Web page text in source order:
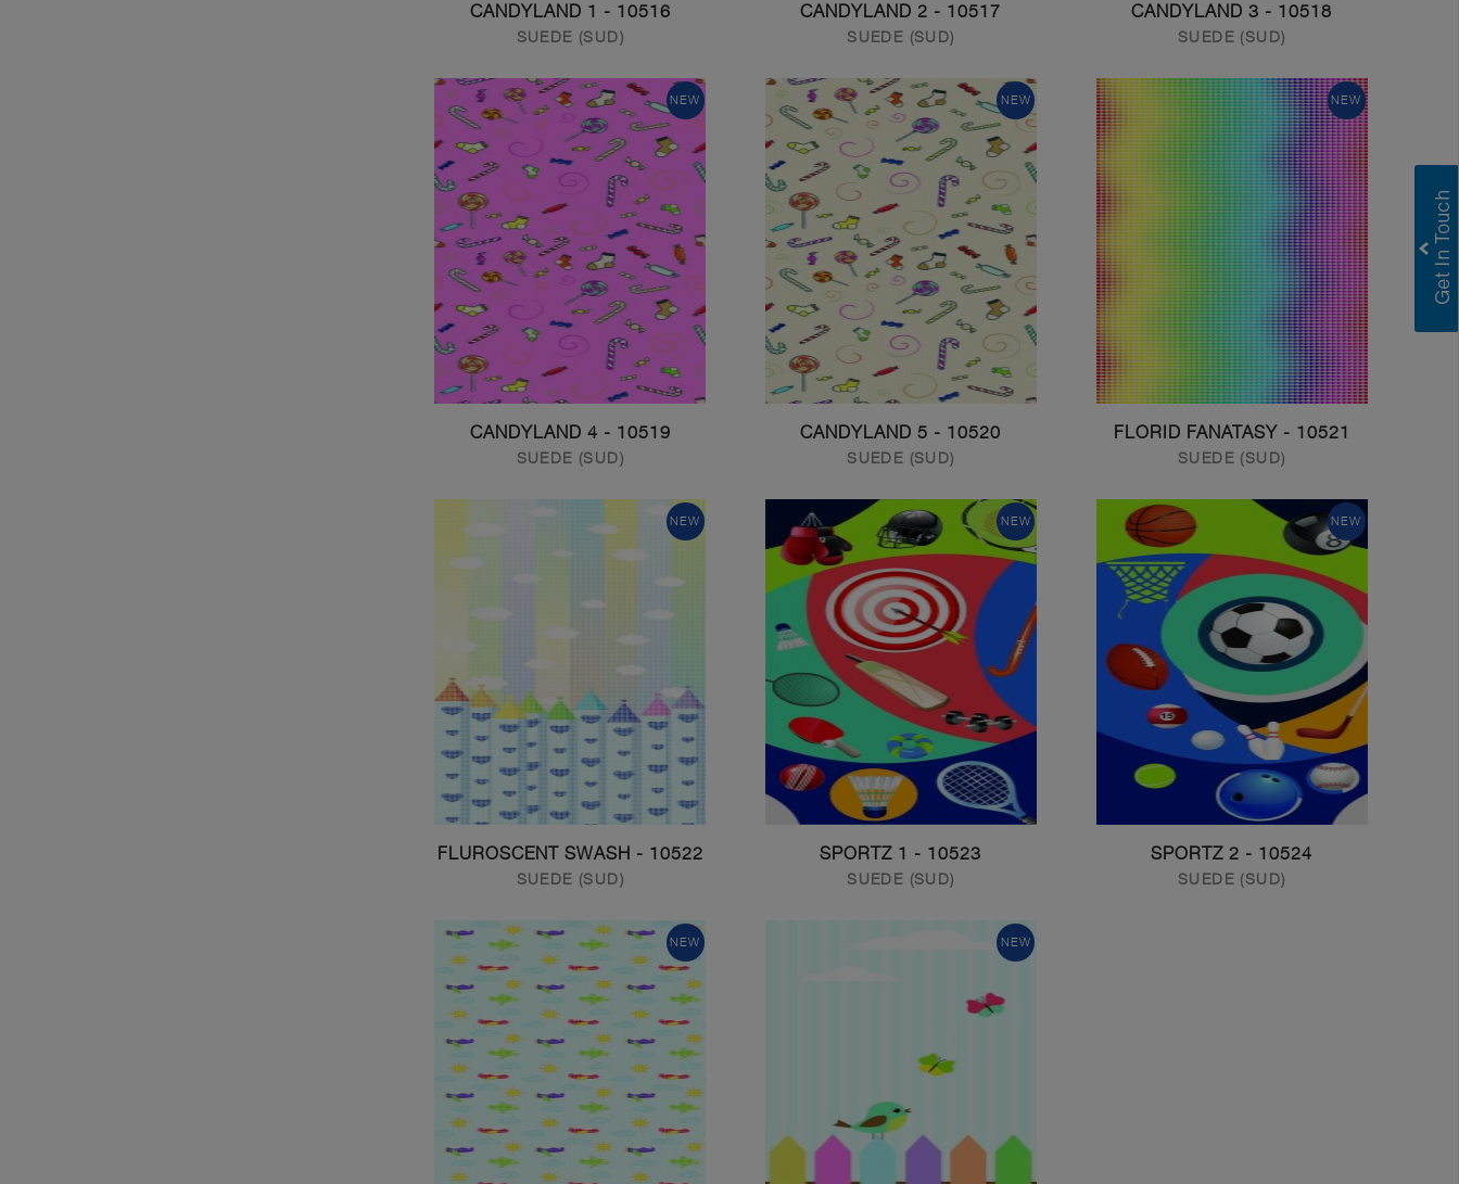
10516 - CANDYLAND 1
SUEDE (SUD)
10517 - CANDYLAND 2
SUEDE (SUD)
10518 - CANDYLAND 3
SUEDE (SUD)
NEW
10519 - CANDYLAND 4
SUEDE (SUD)
NEW
10520 - CANDYLAND 5
SUEDE (SUD)
NEW
10521 - FLORID FANATASY
SUEDE (SUD)
NEW
10522 - FLUROSCENT SWASH
SUEDE (SUD)
NEW
10523 - SPORTZ 1
SUEDE (SUD)
NEW
10524 - SPORTZ 2
SUEDE (SUD)
NEW NEW
Greenlam Laminates
Greenlam Compact Laminates
I consent to have this website store
my submitted information so they can
respond to my inquiry.